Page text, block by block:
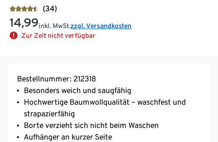
(34)
14,99inkl. MwSt.zzgl. Versandkosten
Zur Zeit nicht verfügbar
Bestellnummer: 212318
Besonders weich und saugfähig
Hochwertige Baumwollqualität – waschfest und
strapazierfähig
Borte verzieht sich nicht beim Waschen
Aufhänger an kurzer Seite